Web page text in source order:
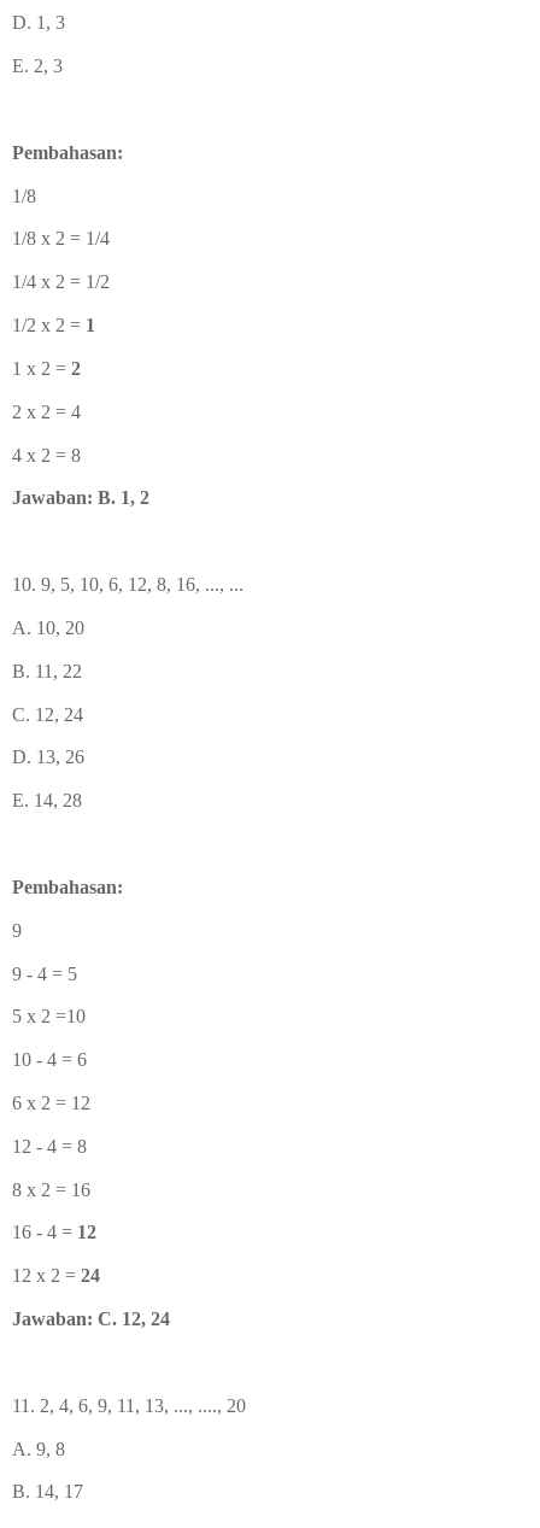
D. 1, 3
E. 2, 3
Pembahasan:
1/8
1/8 x 2 = 1/4
1/4 x 2 = 1/2
1/2 x 2 = 1
1 x 2 = 2
2 x 2 = 4
4 x 2 = 8
Jawaban: B. 1, 2
10. 9, 5, 10, 6, 12, 8, 16, ..., ...
A. 10, 20
B. 11, 22
C. 12, 24
D. 13, 26
E. 14, 28
Pembahasan:
9
9 - 4 = 5
5 x 2 =10
10 - 4 = 6
6 x 2 = 12
12 - 4 = 8
8 x 2 = 16
16 - 4 = 12
12 x 2 = 24
Jawaban: C. 12, 24
11. 2, 4, 6, 9, 11, 13, ..., ...., 20
A. 9, 8
B. 14, 17